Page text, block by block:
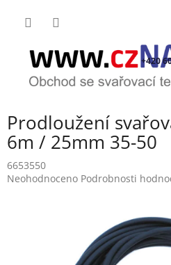
+420
Prodloužení
6m / 25mm 35-50
6653550
Průměrné
Neohodnoceno Podrobnosti